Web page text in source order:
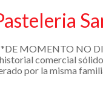
MOMENTO NO
comercial
por la misma